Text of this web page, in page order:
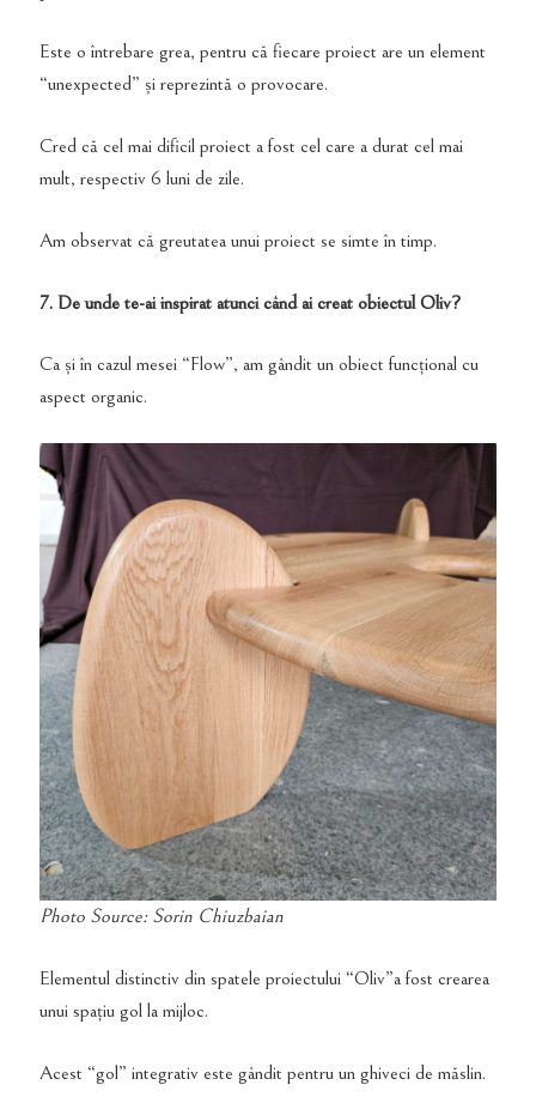
Este o întrebare grea, pentru că fiecare proiect are un element
“unexpected” și reprezintă o provocare.
Cred că cel mai dificil proiect a fost cel care a durat cel mai
mult, respectiv 6 luni de zile.
Am observat că greutatea unui proiect se simte în timp.
7. De unde te-ai inspirat atunci când ai creat obiectul Oliv?
Ca și în cazul mesei “Flow”, am gândit un obiect funcțional cu
aspect organic.
Photo Source: Sorin Chiuzbaian
Elementul distinctiv din spatele proiectului “Oliv”a fost crearea
unui spațiu gol la mijloc.
Acest “gol” integrativ este gândit pentru un ghiveci de măslin.